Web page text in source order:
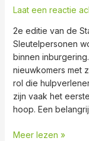
Laat een reactie
2e editie van de
Sleutelpersonen
binnen
nieuwkomers met
rol die
zijn vaak het
hoop. Een
Meer lezen »